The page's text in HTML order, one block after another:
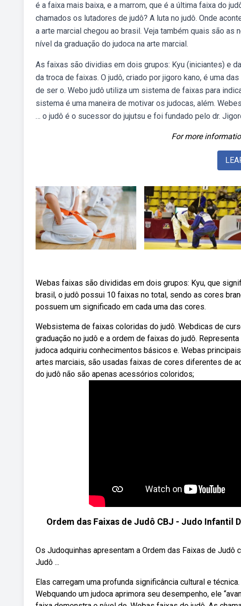
é a faixa mais baixa, e a marrom, que é a última faixa do
chamados os lutadores de judô? A luta no judô. Onde
a arte marcial chegou ao brasil. Veja também quais são
nível da graduação do judoca na arte marcial.
As faixas são dividias em dois grupos: Kyu (iniciantes) e
da troca de faixas. O judô, criado por jigoro kano, é uma
de ser o. Webo judô utiliza um sistema de faixas para
sistema é uma maneira de motivar os judocas, além.
… o judô é o sucessor do jujutsu e foi fundado pelo dr.
For more
Webas faixas são divididas em dois grupos: Kyu, que
brasil, o judô possui 10 faixas no total, sendo as cores
possuem um significado em cada uma das cores.
Websistema de faixas coloridas do judô. Webdicas de
graduação no judô e a ordem de faixas do judô.
judoca adquiriu conhecimentos básicos e. Webas
artes marciais, são usadas faixas de cores diferentes de
do judô não são apenas acessórios coloridos;
Ordem das Faixas de Judô CBJ - Judo Infantil
Os Judoquinhas apresentam a Ordem das Faixas de
Judô ...
Elas carregam uma profunda significância cultural e
Webquando um judoca aprimora seu desempenho, ele